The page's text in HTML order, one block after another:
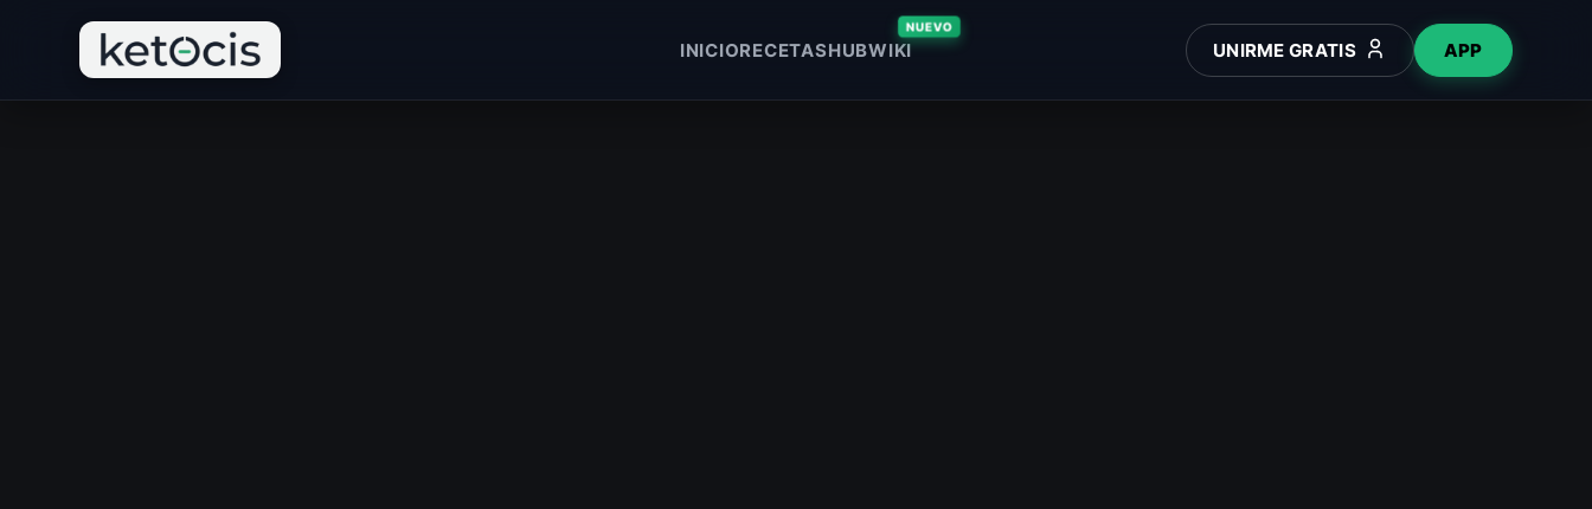
INICIORECETASHUBWIKI
NUEVO
UNIRME GRATIS APP